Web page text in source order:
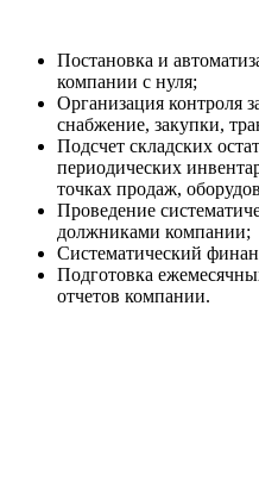
Постановка и
компании с нуля;
Организация контроля
снабжение, закупки,
Подсчет складских
периодических
точках продаж,
Проведение
должниками компании;
Систематический
Подготовка
отчетов компании.